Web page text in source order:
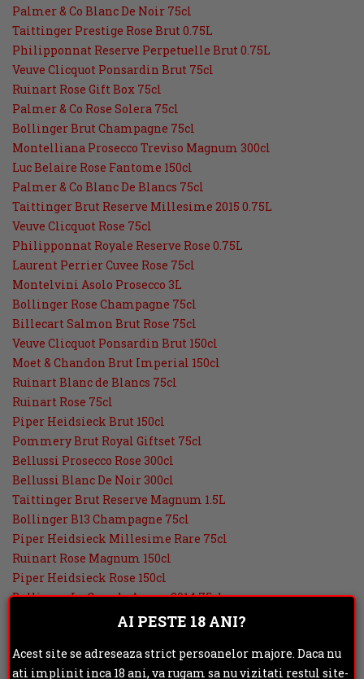
Palmer & Co Blanc De Noir 75cl
Taittinger Prestige Rose Brut 0.75L
Philipponnat Reserve Perpetuelle Brut 0.75L
Veuve Clicquot Ponsardin Brut 75cl
Ruinart Rose Gift Box 75cl
Palmer & Co Rose Solera 75cl
Bollinger Brut Champagne 75cl
Montelliana Prosecco Treviso Magnum 300cl
Luc Belaire Rose Fantome 150cl
Palmer & Co Blanc De Blancs 75cl
Taittinger Brut Reserve Millesime 2015 0.75L
Veuve Clicquot Rose 75cl
Philipponnat Royale Reserve Rose 0.75L
Laurent Perrier Cuvee Rose 75cl
Montelvini Asolo Prosecco 3L
Bollinger Rose Champagne 75cl
Billecart Salmon Brut Rose 75cl
Veuve Clicquot Ponsardin Brut 150cl
Moet & Chandon Brut Imperial 150cl
Ruinart Blanc de Blancs 75cl
Ruinart Rose 75cl
Piper Heidsieck Brut 150cl
Pommery Brut Royal Giftset 75cl
Bellussi Prosecco Rose 300cl
Bellussi Blanc De Noir 300cl
Taittinger Brut Reserve Magnum 1.5L
Bollinger B13 Champagne 75cl
Piper Heidsieck Millesime Rare 75cl
Ruinart Rose Magnum 150cl
Piper Heidsieck Rose 150cl
Bollinger La Grande Annee 2014 75cl
Dom Ruinart Blanc de Blancs 2007 75cl
Perrier Jouet Belle Epoque 75cl
Louis Roederer Cristal 75cl
AI PESTE 18 ANI?
Acest site se adreseaza strict persoanelor majore. Daca nu
ati implinit inca 18 ani, va rugam sa nu vizitati restul site-